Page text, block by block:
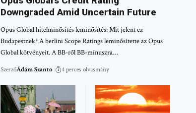
Downgraded Amid Uncertain Future
Opus Global hitelminősítés leminősítés: Mit jelent ez
Budapestnek? A berlini Scope Ratings leminősítette az Opus
Global kötvényeit. A BB-ről BB-mínuszra…
SzerzőÁdám Szanto 4 perces olvasmány